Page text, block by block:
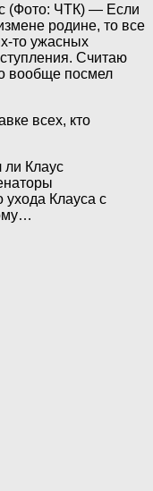
(Фото: ЧТК) — Если
родине, то все
то ужасных
Считаю
вообще посмел
всех, кто
ли Клаус
ухода Клауса с